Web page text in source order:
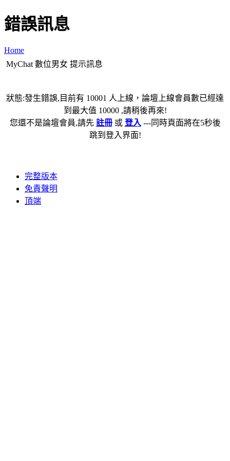
錯誤訊息
Home
MyChat 數位男女 提示訊息
狀態:發生錯誤,目前有 10001 人上線，論壇上線會員數已經達
到最大值 10000 ,請稍後再來!
您還不是論壇會員,請先 註冊或 登入 ---同時頁面將在5秒後
跳到登入界面!
完整版本
免責聲明
頂端